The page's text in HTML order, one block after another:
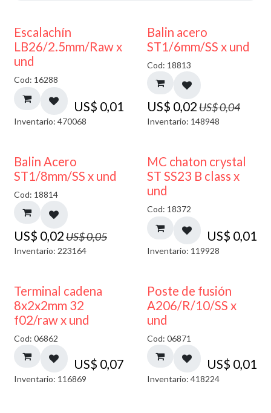
Escalachín
LB26/2.5mm/Raw x
und
Cod: 16288
US$ 0,01
Inventario: 470068
50% DESCUENTO
Balin acero
ST1/6mm/SS x und
Cod: 18813
US$ 0,02US$0,04
Inventario: 148948
50% DESCUENTO
Balin Acero
ST1/8mm/SS x und
Cod: 18814
US$ 0,02US$0,05
Inventario: 223164
MC chaton crystal
ST SS23 B class x
und
Cod: 18372
US$ 0,01
Inventario: 119928
Terminal cadena
8x2x2mm 32
f02/raw x und
Cod: 06862
US$ 0,07
Inventario: 116869
Poste de fusión
A206/R/10/SS x
und
Cod: 06871
US$ 0,01
Inventario: 418224